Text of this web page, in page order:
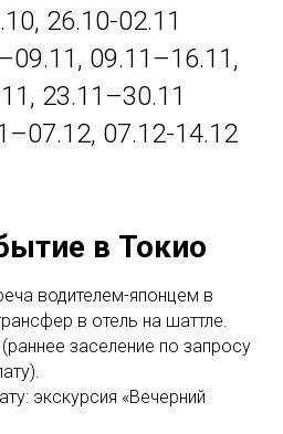
26.10-02.11
09.11–16.11,
23.11–30.11
07.12-14.12
в Токио
водителем-японцем в
в отель на шаттле.
заселение по запросу
экскурсия «Вечерний